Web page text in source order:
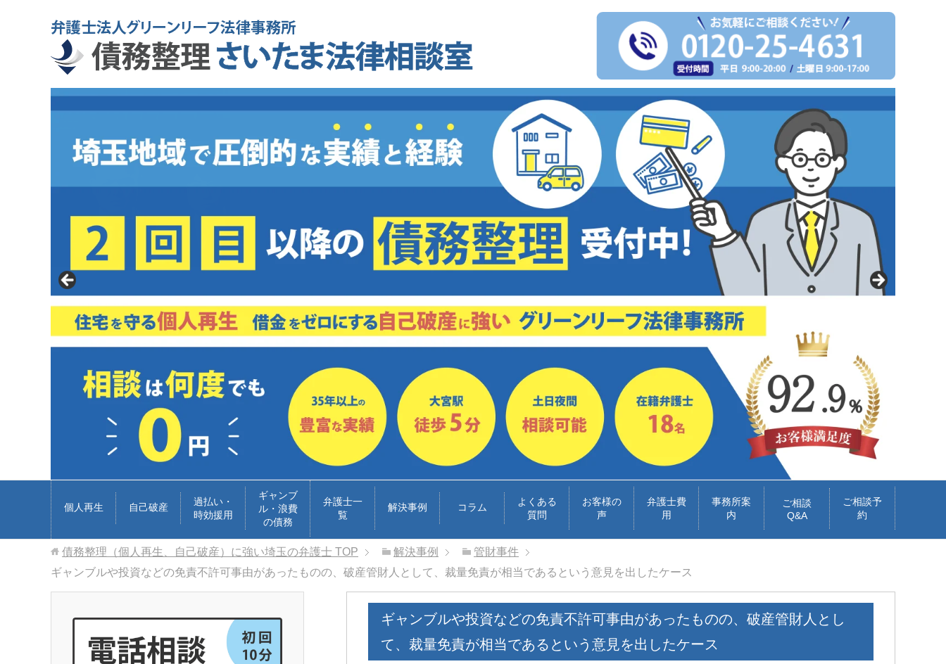
個人再生 自己破産
過払い・
時効援用
ギャンブ
ル・浪費
の債務
弁護士一
覧
解決事例 コラム
よくある
質問
お客様の
声
弁護士費
用
事務所案
内
ご相談
Q&A
ご相談予
約
債務整理（個人再生、自己破産）に強い埼玉の弁護士 TOP 解決事例
管財事件
ギャンブルや投資などの免責不許可事由があったものの、破産管財人として、裁量免責が相当であるという意見を出したケース
ギャンブルや投資などの免責不許可事由があったものの、破産管財人とし
て、裁量免責が相当であるという意見を出したケース